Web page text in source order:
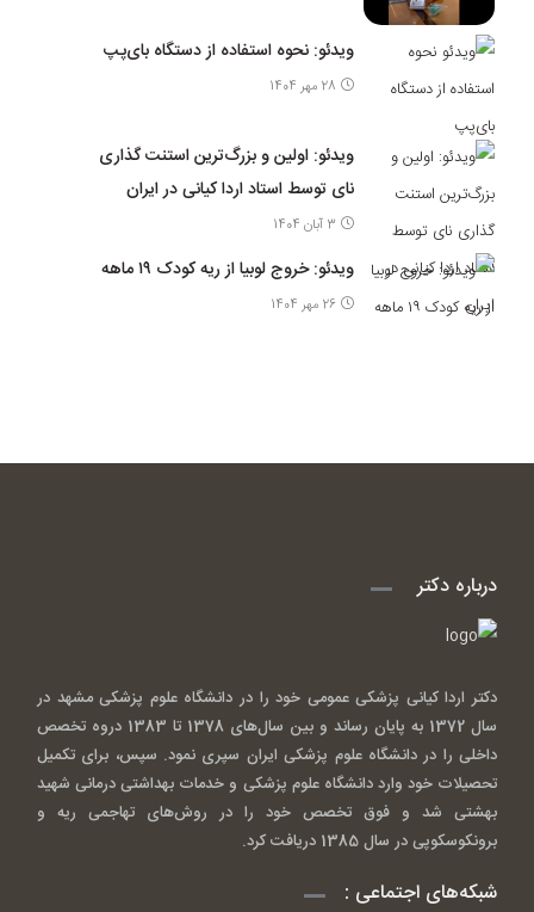
ویدئو: نحوه استفاده از دستگاه بای‌پپ
28 مهر 1404
ویدئو: اولین و بزرگ‌ترین استنت گذاری
نای توسط استاد اردا کیانی در ایران
3 آبان 1404
ویدئو: خروج لوبیا از ریه کودک ۱۹ ماهه
26 مهر 1404
درباره دکتر
دکتر اردا کیانی پزشکی عمومی خود را در دانشگاه علوم پزشکی مشهد در
سال 1372 به پایان رساند و بین سال‌های 1378 تا 1383 دروه تخصص
داخلی را در دانشگاه علوم پزشکی ایران سپری نمود. سپس، برای تکمیل
تحصیلات خود وارد دانشگاه علوم پزشکی و خدمات بهداشتی درمانی شهید
بهشتی شد و فوق تخصص خود را در روش‌های تهاجمی ریه و
برونکوسکوپی در سال 1385 دریافت کرد.
شبکه‌های اجتماعی :